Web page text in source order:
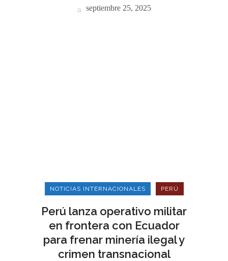
septiembre 25, 2025
NOTICIAS INTERNACIONALES PERÚ
Perú lanza operativo militar
en frontera con Ecuador
para frenar minería ilegal y
crimen transnacional